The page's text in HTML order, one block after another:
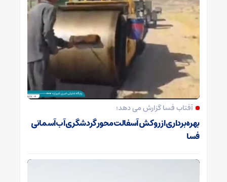
آفتاب فسا گزارش می دهد؛
بهره‌برداری از روکش آسفالت محور گردشگری آب‌آسمانی
فسا